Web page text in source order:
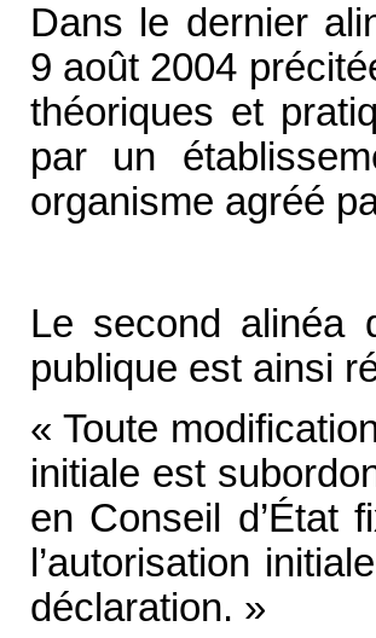
Dans le dernier
9 août 2004
théoriques et
par un
organisme agréé
Le second alinéa
publique est ainsi
« Toute
initiale est
en Conseil d’État
l’autorisation
déclaration. »